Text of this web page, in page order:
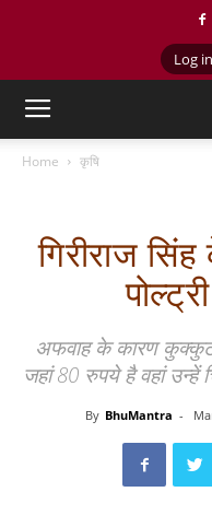
Log in
Home कृषि
गिरीराज
अफवाह के कारण कुक्कुट
जहां 80 रुपये है वहां उन्हें
By BhuMantra -